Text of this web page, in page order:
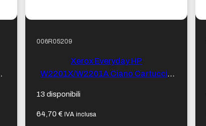
006R05209
Xerox Everyday HP
W2201X/W2201A Ciano Cartuccia
13 disponibili
64,70€ IVA inclusa